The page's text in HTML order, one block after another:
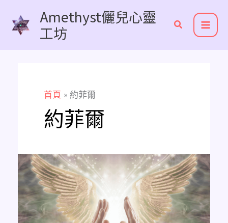
Amethyst儷兒心靈
工坊
首頁 約菲爾
約菲爾
《認
識
15
位
大
天
使》
人
類